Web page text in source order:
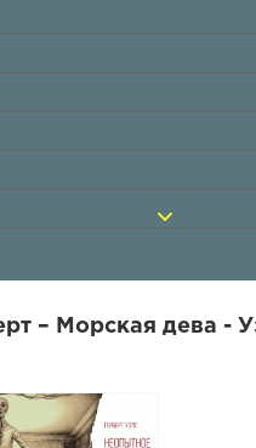
– Морская дева -